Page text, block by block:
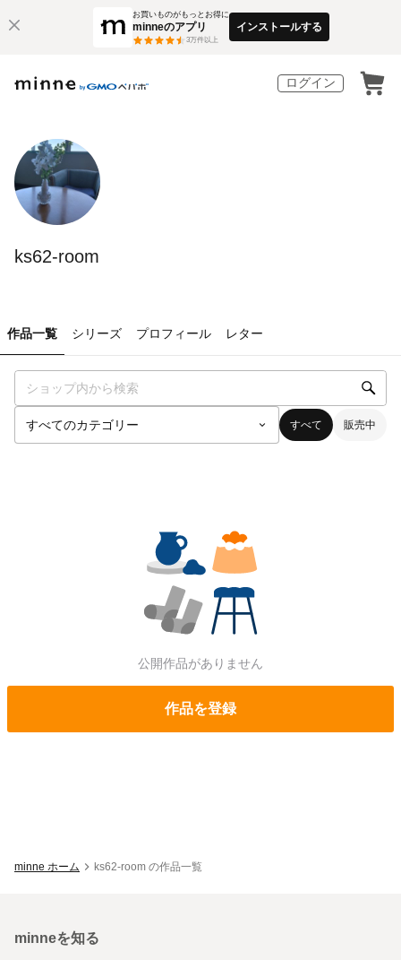
お買いものがもっとお得に
minneのアプリ
3万件以上
インストールする
ログイン
ks62-room
作品一覧 シリーズ プロフィール レター
すべて 販売中
公開作品がありません
作品を登録
minne ホーム ks62-room の作品一覧
minneを知る